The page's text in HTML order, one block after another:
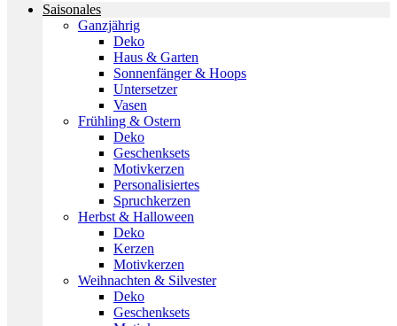
Saisonales
Ganzjährig
Deko
Haus & Garten
Sonnenfänger & Hoops
Untersetzer
Vasen
Frühling & Ostern
Deko
Geschenksets
Motivkerzen
Personalisiertes
Spruchkerzen
Herbst & Halloween
Deko
Kerzen
Motivkerzen
Weihnachten & Silvester
Deko
Geschenksets